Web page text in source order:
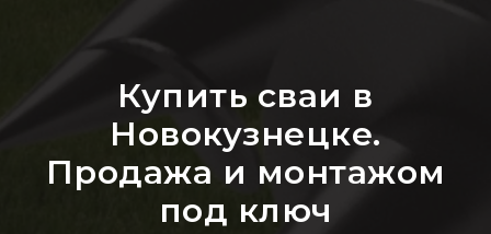
Купить сваи в
Новокузнецке.
Продажа и монтажом
под ключ